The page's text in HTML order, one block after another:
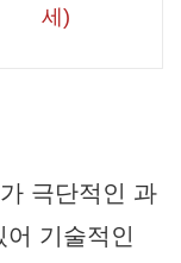
세)
극단적인 과
기술적인